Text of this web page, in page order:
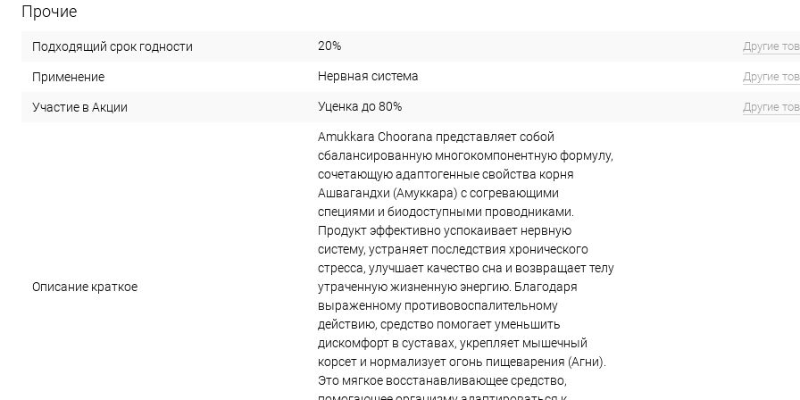
Прочие
Подходящий срок годности 20% Другие
Применение Нервная система Другие
Участие в Акции Уценка до 80% Другие
Описание краткое
Amukkara Choorana представляет собой
сбалансированную многокомпонентную формулу,
сочетающую адаптогенные свойства корня
Ашвагандхи (Амуккара) с согревающими
специями и биодоступными проводниками.
Продукт эффективно успокаивает нервную
систему, устраняет последствия хронического
стресса, улучшает качество сна и возвращает телу
утраченную жизненную энергию. Благодаря
выраженному противовоспалительному
действию, средство помогает уменьшить
дискомфорт в суставах, укрепляет мышечный
корсет и нормализует огонь пищеварения (Агни).
Это мягкое восстанавливающее средство,